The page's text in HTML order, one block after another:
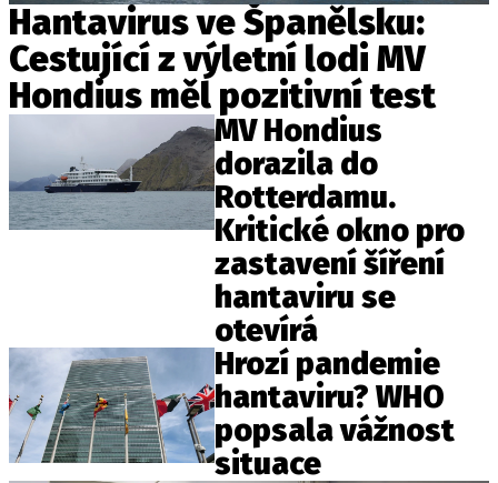
Hantavirus ve Španělsku:
Cestující z výletní lodi MV
Hondius měl pozitivní test
MV Hondius
dorazila do
Rotterdamu.
Kritické okno pro
zastavení šíření
hantaviru se
otevírá
Hrozí pandemie
hantaviru? WHO
popsala vážnost
situace